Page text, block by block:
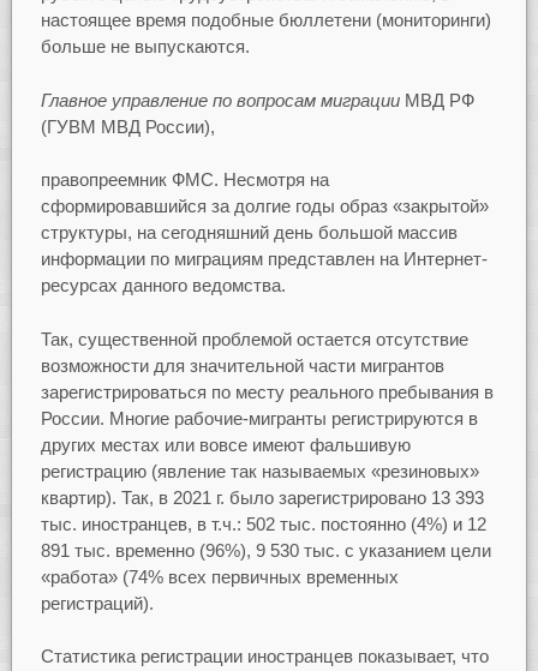
настоящее время подобные бюллетени (мониторинги)
больше не выпускаются.
Главное управление по вопросам миграцииМВД РФ
(ГУВМ МВД России),
правопреемник ФМС. Несмотря на
сформировавшийся за долгие годы образ «закрытой»
структуры, на сегодняшний день большой массив
информации по миграциям представлен на Интернет-
ресурсах данного ведомства.
Так, существенной проблемой остается отсутствие
возможности для значительной части мигрантов
зарегистрироваться по месту реального пребывания в
России. Многие рабочие-мигранты регистрируются в
других местах или вовсе имеют фальшивую
регистрацию (явление так называемых «резиновых»
квартир). Так, в 2021 г. было зарегистрировано 13 393
тыс. иностранцев, в т.ч.: 502 тыс. постоянно (4%) и 12
891 тыс. временно (96%), 9 530 тыс. с указанием цели
«работа» (74% всех первичных временных
регистраций).
Статистика регистрации иностранцев показывает, что